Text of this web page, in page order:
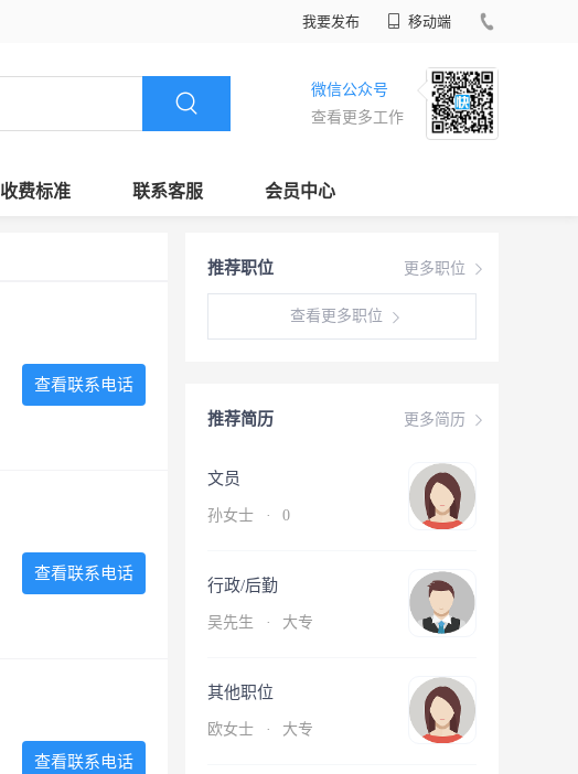
我要发布 移动端
微信公众号
查看更多工作
收费标准 联系客服 会员中心
更多职位
推荐职位
查看更多职位
更多简历
推荐简历
文员
孙女士 · 0
行政/后勤
吴先生 · 大专
其他职位
欧女士 · 大专
查看联系电话
查看联系电话
查看联系电话